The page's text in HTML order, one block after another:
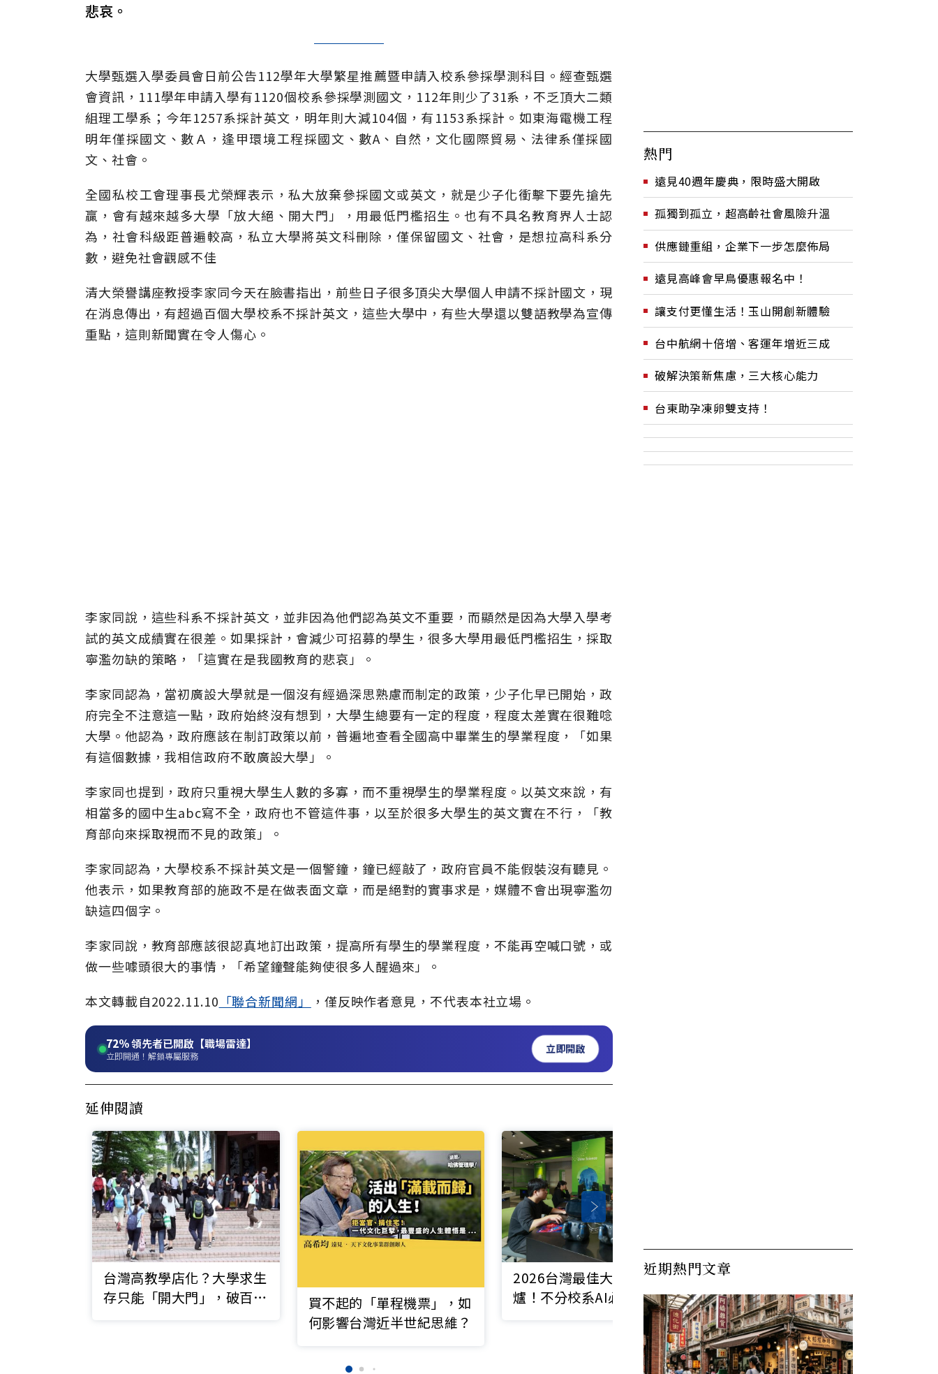
悲哀。
大學甄選入學委員會日前公告112學年大學繁星推薦暨申請入校系參採學測科目。經查甄選
會資訊，111學年申請入學有1120個校系參採學測國文，112年則少了31系，不乏頂大二類
組理工學系；今年1257系採計英文，明年則大減104個，有1153系採計。如東海電機工程
明年僅採國文、數Ａ，逢甲環境工程採國文、數A、自然，文化國際貿易、法律系僅採國
文、社會。
全國私校工會理事長尤榮輝表示，私大放棄參採國文或英文，就是少子化衝擊下要先搶先
贏，會有越來越多大學「放大絕、開大門」，用最低門檻招生。也有不具名教育界人士認
為，社會科級距普遍較高，私立大學將英文科刪除，僅保留國文、社會，是想拉高科系分
數，避免社會觀感不佳
清大榮譽講座教授李家同今天在臉書指出，前些日子很多頂尖大學個人申請不採計國文，現
在消息傳出，有超過百個大學校系不採計英文，這些大學中，有些大學還以雙語教學為宣傳
重點，這則新聞實在令人傷心。
李家同說，這些科系不採計英文，並非因為他們認為英文不重要，而顯然是因為大學入學考
試的英文成績實在很差。如果採計，會減少可招募的學生，很多大學用最低門檻招生，採取
寧濫勿缺的策略，「這實在是我國教育的悲哀」。
李家同認為，當初廣設大學就是一個沒有經過深思熟慮而制定的政策，少子化早已開始，政
府完全不注意這一點，政府始終沒有想到，大學生總要有一定的程度，程度太差實在很難唸
大學。他認為，政府應該在制訂政策以前，普遍地查看全國高中畢業生的學業程度，「如果
有這個數據，我相信政府不敢廣設大學」。
李家同也提到，政府只重視大學生人數的多寡，而不重視學生的學業程度。以英文來說，有
相當多的國中生abc寫不全，政府也不管這件事，以至於很多大學生的英文實在不行，「教
育部向來採取視而不見的政策」。
李家同認為，大學校系不採計英文是一個警鐘，鐘已經敲了，政府官員不能假裝沒有聽見。
他表示，如果教育部的施政不是在做表面文章，而是絕對的實事求是，媒體不會出現寧濫勿
缺這四個字。
李家同說，教育部應該很認真地訂出政策，提高所有學生的學業程度，不能再空喊口號，或
做一些噱頭很大的事情，「希望鐘聲能夠使很多人醒過來」。
本文轉載自2022.11.10 「聯合新聞網」 ，僅反映作者意見，不代表本社立場。
72%領先者已開啟【職場雷達】
立即開通！解鎖專屬服務
立即開啟
延伸閱讀
台灣高教學店化？大學求生
存只能「開大門」，破百系
買不起的「單程機票」，如
何影響台灣近半世紀思維？
2026台灣最佳大學榜出
爐！不分校系AI必修，人文
2026台灣最佳大學榜揭
曉！高教五大趨勢：AI成為
必修課、人文社科再復興
熱門
遠見40週年慶典，限時盛大開啟
孤獨到孤立，超高齡社會風險升溫
供應鏈重組，企業下一步怎麼佈局
遠見高峰會早鳥優惠報名中！
讓支付更懂生活！玉山開創新體驗
台中航網十倍增、客運年增近三成
破解決策新焦慮，三大核心能力
台東助孕凍卵雙支持！
近期熱門文章